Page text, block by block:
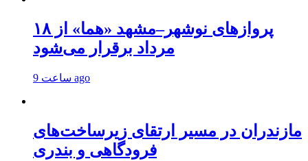
پروازهای نوشهر–مشهد «هما» از ۱۸
مرداد برقرار می‌شود
9 ساعت ago
مازندران در مسیر ارتقای زیرساخت‌های
فرودگاهی و بندری